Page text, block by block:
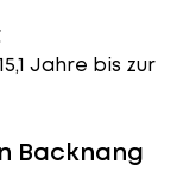
Jahre bis zur
Backnang